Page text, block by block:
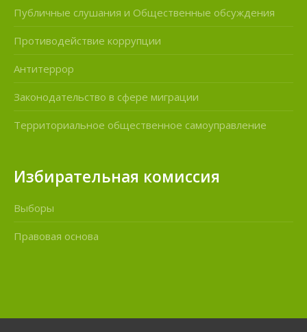
Публичные слушания и Общественные обсуждения
Противодействие коррупции
Антитеррор
Законодательство в сфере миграции
Территориальное общественное самоуправление
Избирательная комиссия
Выборы
Правовая основа